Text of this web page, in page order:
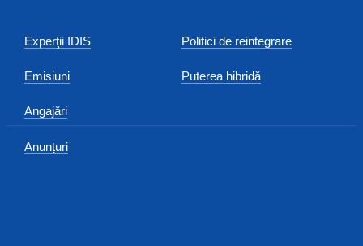
Experţii IDIS
Emisiuni
Angajări
Anunțuri
Politici de reintegrare
Puterea hibridă